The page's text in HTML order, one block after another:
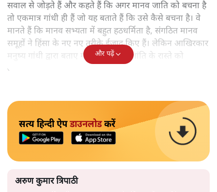
सवाल से जोड़ते हैं और कहते हैं कि अगर मानव जाति को बचना है
तो एकमात्र गांधी ही हैं जो यह बताते हैं कि उसे कैसे बचना है। वे
मानते हैं कि मानव सभ्यता में बहुत हठधर्मिता है, संगठित मानव
समूहों ने हिंसा के नए नए तरीके ईजाद किए हैं। लेकिन आखिरकार
मनुष्य गांधी द्वारा बताए गए अहिंसा और शांति के रास्ते को
अपनाएगा।
और पढ़ें
सत्य हिन्दी ऐपडाउनलोडकरें
अरुण कुमार त्रिपाठी